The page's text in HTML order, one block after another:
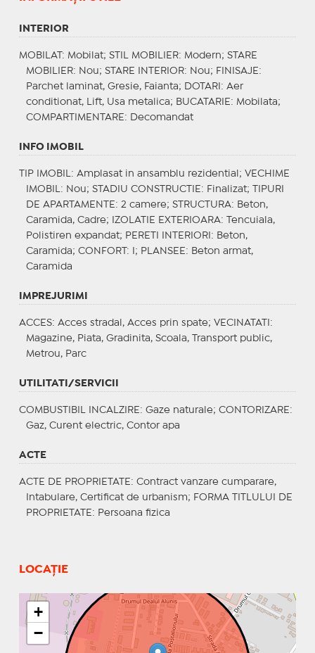
INTERIOR
MOBILAT : Mobilat; STIL MOBILIER: Modern; STARE
MOBILIER: Nou; STARE INTERIOR: Nou; FINISAJE :
Parchet laminat, Gresie, Faianta;
DOTARI : Aer
conditionat, Lift, Usa metalica; BUCATARIE : Mobilata;
COMPARTIMENTARE : Decomandat
INFO IMOBIL
TIP IMOBIL : Amplasat in ansamblu rezidential; VECHIME
IMOBIL : Nou; STADIU CONSTRUCTIE : Finalizat;
TIPURI
DE APARTAMENTE : 2 camere; STRUCTURA: Beton,
Caramida, Cadre;
IZOLATIE EXTERIOARA: Tencuiala,
Polistiren expandat; PERETI INTERIORI : Beton,
Caramida; CONFORT : I; PLANSEE : Beton armat,
Caramida
IMPREJURIMI
ACCES: Acces stradal, Acces prin spate; VECINATATI :
Magazine, Piata, Gradinita, Scoala, Transport public,
Metrou, Parc
UTILITATI/SERVICII
COMBUSTIBIL INCALZIRE : Gaze naturale; CONTORIZARE :
Gaz, Curent electric, Contor apa
ACTE
ACTE DE PROPRIETATE : Contract vanzare cumparare,
Intabulare, Certificat de urbanism; FORMA TITLULUI DE
PROPRIETATE : Persoana fizica
LOCAȚIE
+
−